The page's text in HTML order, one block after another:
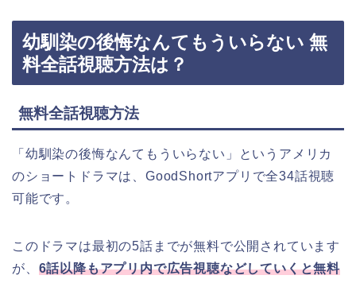
幼馴染の後悔なんてもういらない 無
料全話視聴方法は？
無料全話視聴方法
「幼馴染の後悔なんてもういらない」というアメリカ
のショートドラマは、GoodShortアプリで全34話視聴
可能です。
このドラマは最初の5話までが無料で公開されています
が、 6話以降もアプリ内で広告視聴などしていくと無料